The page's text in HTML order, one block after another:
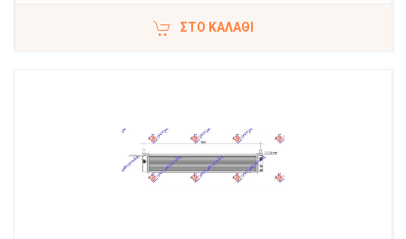
ΣΤΟ ΚΑΛΆΘΙ